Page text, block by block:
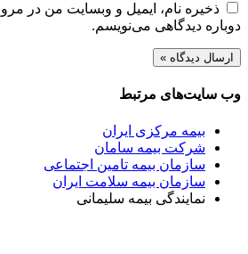
ذخیره نام، ایمیل و وبسایت من در
دوباره دیدگاهی می‌نویسم.
وب سایت‌های مرتبط
بیمه مرکزی ایران
شرکت بیمه سامان
سازمان بیمه تامین اجتماعی
سازمان بیمه سلامت ایران
نمایندگی بیمه سلیمانی